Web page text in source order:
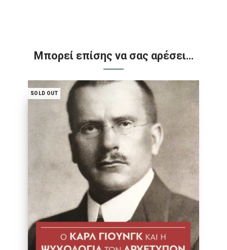
Μπορεί επίσης να σας αρέσει…
SOLD OUT